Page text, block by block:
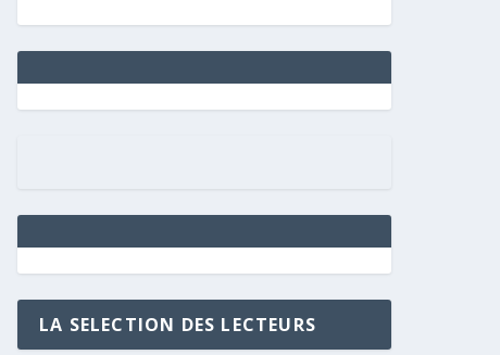
LA SELECTION DES LECTEURS